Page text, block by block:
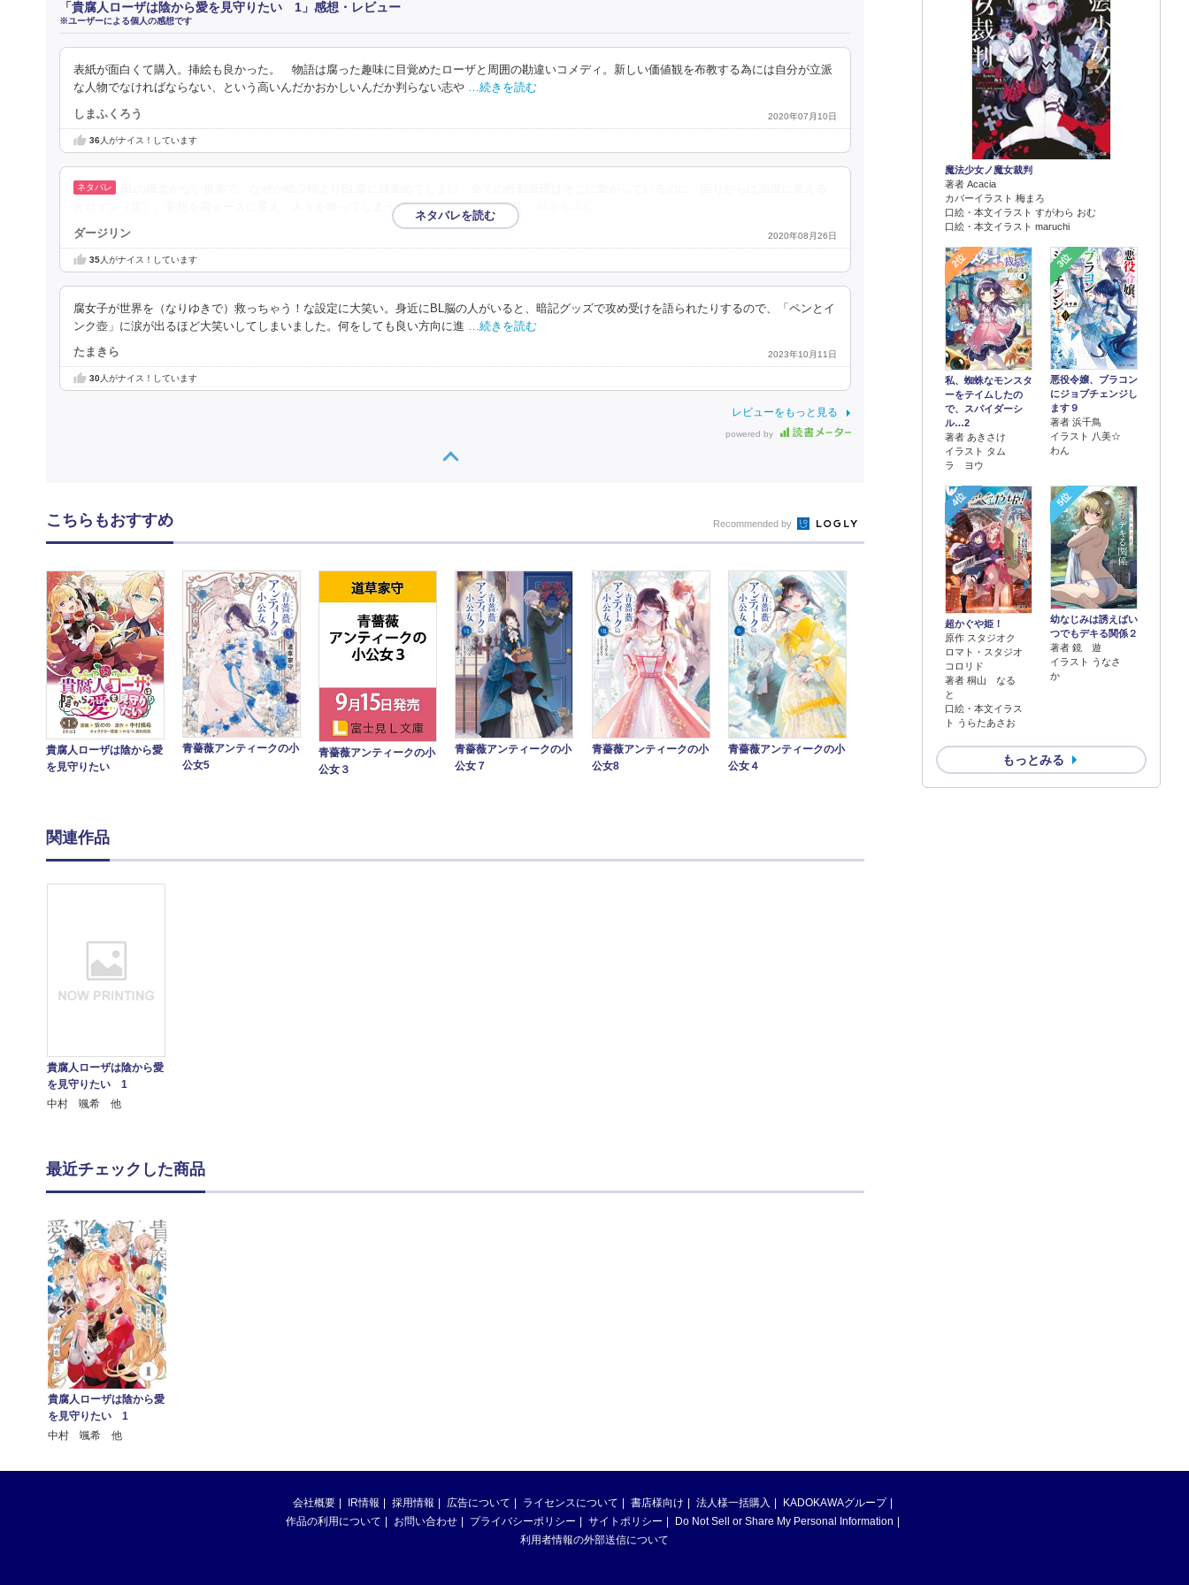
「貴腐人ローザは陰から愛を見守りたい 1」感想・レビュー
※ユーザーによる個人の感想です
表紙が面白くて購入。挿絵も良かった。 物語は腐った趣味に目覚めたローザと周囲の勘違いコメディ。新しい価値観を布教する為には自分が立派
な人物でなければならない、という高いんだかおかしいんだか判らない志や …続きを読む
しまふくろう 2020年07月10日
36人がナイス！しています
ヒロイン（笑）。妄想を腐ォースに変え、人々を救ってしまう。とにかく、笑えて元気
ダージリン 2020年08月26日
35人がナイス！しています
腐女子が世界を（なりゆきで）救っちゃう！な設定に大笑い。身近にBL脳の人がいると、暗記グッズで攻め受けを語られたりするので、「ペンとイ
ンク壺」に涙が出るほど大笑いしてしまいました。何をしても良い方向に進
…続きを読む
たまきら 2023年10月11日
30人がナイス！しています
レビューをもっと見る
powered by
魔法少女ノ魔女裁判
著者 Acacia
カバーイラスト 梅まろ
口絵・本文イラスト すがわら おむ
口絵・本文イラスト maruchi
2位
私、蜘蛛なモンスタ
ーをテイムしたの
で、スパイダーシ
ル…2
著者 あきさけ
イラスト タム
ラ ヨウ
3位
悪役令嬢、ブラコン
にジョブチェンジし
ます９
著者 浜千鳥
イラスト 八美☆
わん
4位
超かぐや姫！
原作 スタジオク
ロマト・スタジオ
コロリド
著者 桐山 なる
と
口絵・本文イラス
ト うらたあさお
5位
幼なじみは誘えばい
つでもデキる関係２
著者 鏡 遊
イラスト うなさ
か
もっとみる
こちらもおすすめ Recommended by
貴腐人ローザは陰から愛
を見守りたい
青薔薇アンティークの小
公女5
青薔薇アンティークの小
公女３
青薔薇アンティークの小
公女７
青薔薇アンティークの小
公女8
青薔薇アンティークの小
公女４
関連作品
貴腐人ローザは陰から愛
を見守りたい 1
中村 颯希 他
最近チェックした商品
貴腐人ローザは陰から愛
を見守りたい 1
中村 颯希 他
会社概要 IR情報 採用情報 広告について ライセンスについて 書店様向け 法人様一括購入
KADOKAWAグループ
作品の利用について
お問い合わせ プライバシーポリシー サイトポリシー
Do Not Sell or Share My Personal Information
利用者情報の外部送信について